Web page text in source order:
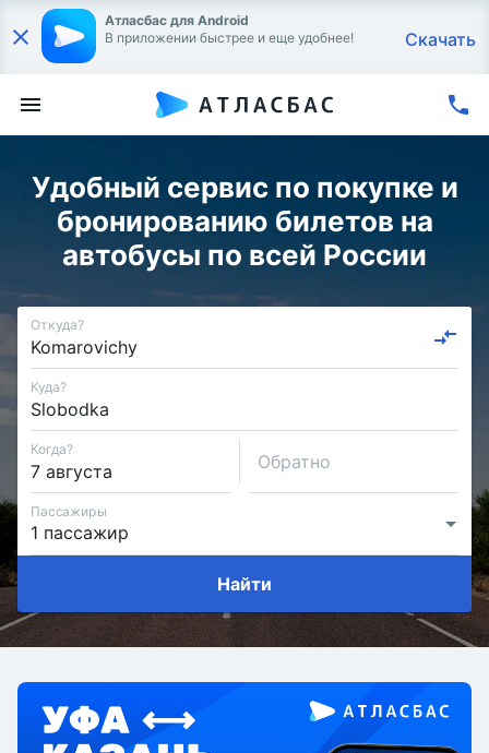
Атласбас для Android
В приложении быстрее и еще удобнее!
Скачать
Удобный сервис по покупке и
бронированию билетов на
автобусы по всей России
Откуда?
Куда?
Когда?
Обратно
Пассажиры
Найти